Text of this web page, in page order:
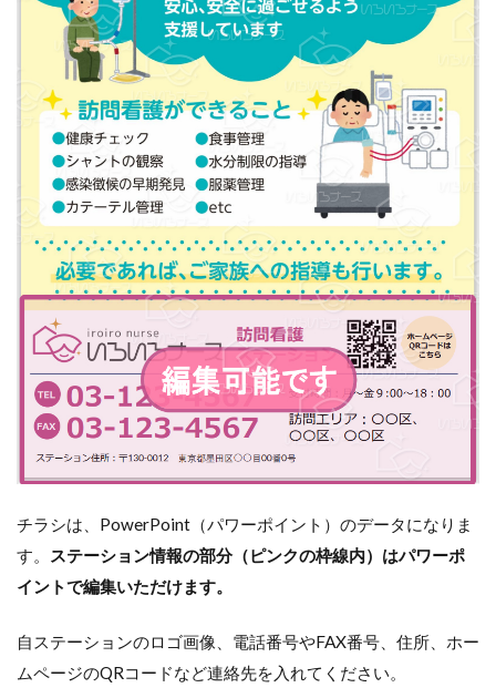
チラシは、PowerPoint（パワーポイント）のデータになりま
す。
ステーション情報の部分（ピンクの枠線内）はパワーポ
イントで編集いただけます。
自ステーションのロゴ画像、電話番号やFAX番号、住所、ホー
ムページのQRコードなど連絡先を入れてください。